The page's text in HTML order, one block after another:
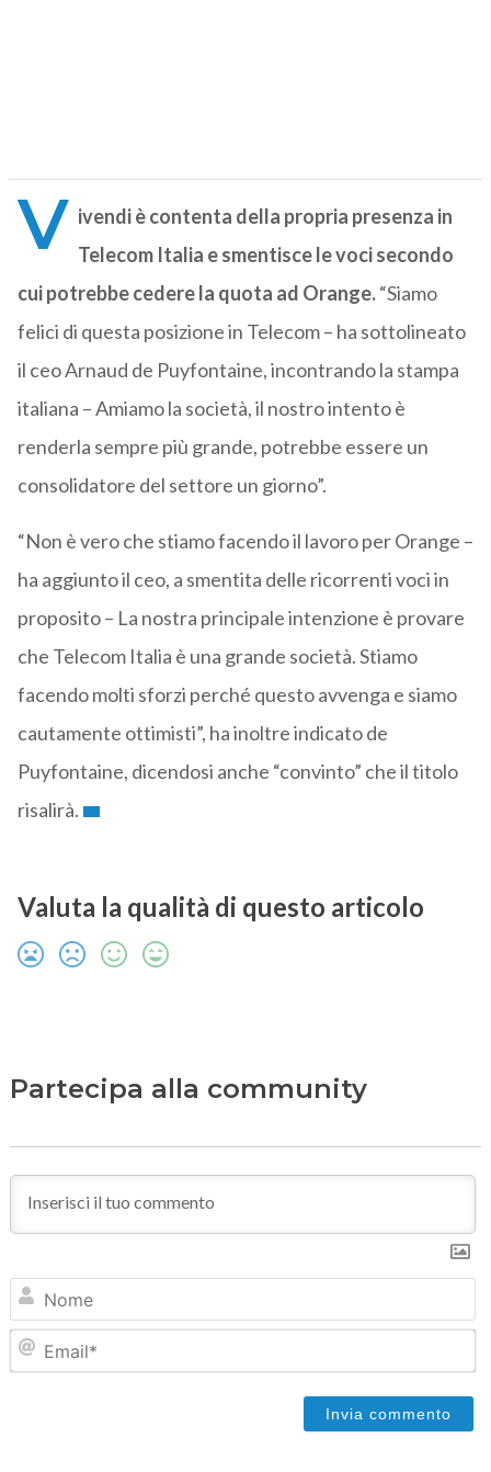
V ivendi è contenta della propria presenza in
Telecom Italia e smentisce le voci secondo
cui potrebbe cedere la quota ad Orange.“Siamo
felici di questa posizione in Telecom – ha sottolineato
il ceo Arnaud de Puyfontaine, incontrando la stampa
italiana – Amiamo la società, il nostro intento è
renderla sempre più grande, potrebbe essere un
consolidatore del settore un giorno”.
“Non è vero che stiamo facendo il lavoro per Orange –
ha aggiunto il ceo, a smentita delle ricorrenti voci in
proposito – La nostra principale intenzione è provare
che Telecom Italia è una grande società. Stiamo
facendo molti sforzi perché questo avvenga e siamo
cautamente ottimisti”, ha inoltre indicato de
Puyfontaine, dicendosi anche “convinto” che il titolo
risalirà.
Valuta la qualità di questo articolo
Partecipa alla community